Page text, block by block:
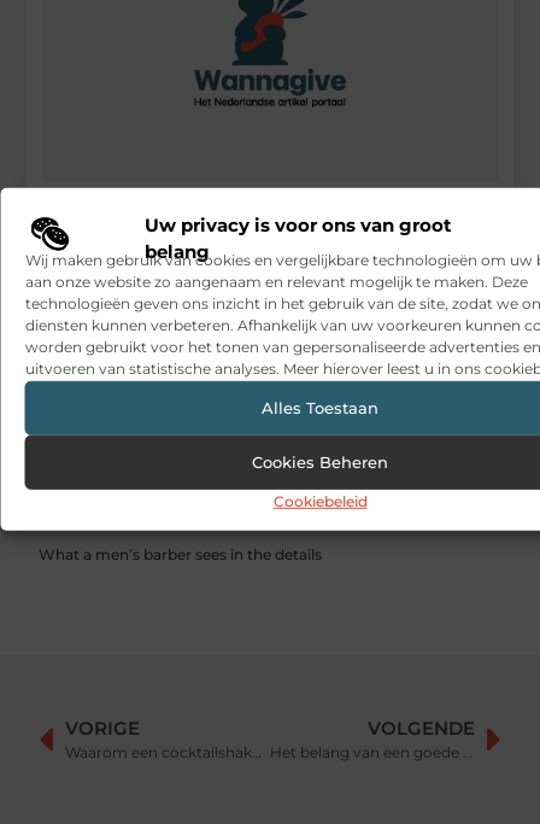
Uw privacy is voor ons van groot
belang
Wij maken gebruik van cookies en vergelijkbare technologieën om uw
aan onze website zo aangenaam en relevant mogelijk te maken. Deze
technologieën geven ons inzicht in het gebruik van de site, zodat we
diensten kunnen verbeteren. Afhankelijk van uw voorkeuren kunnen
worden gebruikt voor het tonen van gepersonaliseerde advertenties
uitvoeren van statistische analyses. Meer hierover leest u in ons
Alles Toestaan
Cookies Beheren
Cookiebeleid
RECENTE BERICHTEN
Snelle sfeerverbetering met accessoires die altijd passen
Een deur die open blijft zonder gedoe
Sitcon: Specialist in beveiligingsoplossingen en
Hoe contentmarketing evolueert in het tijdperk van AI-
Dag van de Medewerker: wat is het en wat doen organisaties?
What a men’s barber sees in the details
VORIGE
Waarom een cocktailshaker inhuren?
VOLGENDE
Het belang van een goede rollator